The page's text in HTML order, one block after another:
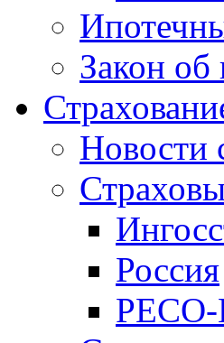
Закон об
Новости
Россия
РЕСО-